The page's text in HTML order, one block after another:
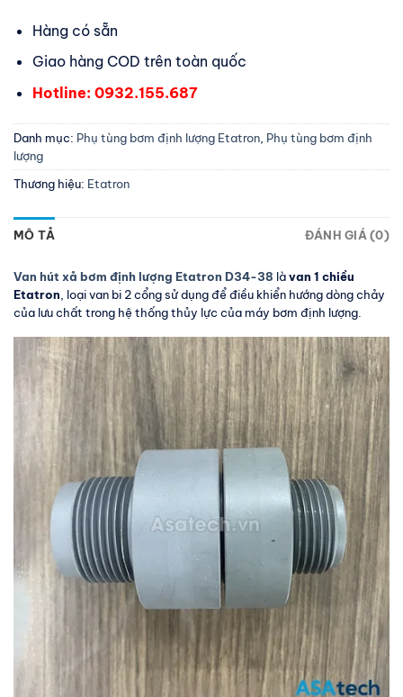
Hàng có sẵn
Giao hàng COD trên toàn quốc
Hotline: 0932.155.687
Danh mục: Phụ tùng bơm định lượng Etatron Phụ tùng bơm định
lượng
Thương hiệu: Etatron
MÔ TẢ ĐÁNH GIÁ (0)
Van hút xả bơm định lượng Etatron D34-38 làvan 1 chiều
Etatron, loại van bi 2 cổng sử dụng để điều khiển hướng dòng chảy
của lưu chất trong hệ thống thủy lực của máy bơm định lượng.